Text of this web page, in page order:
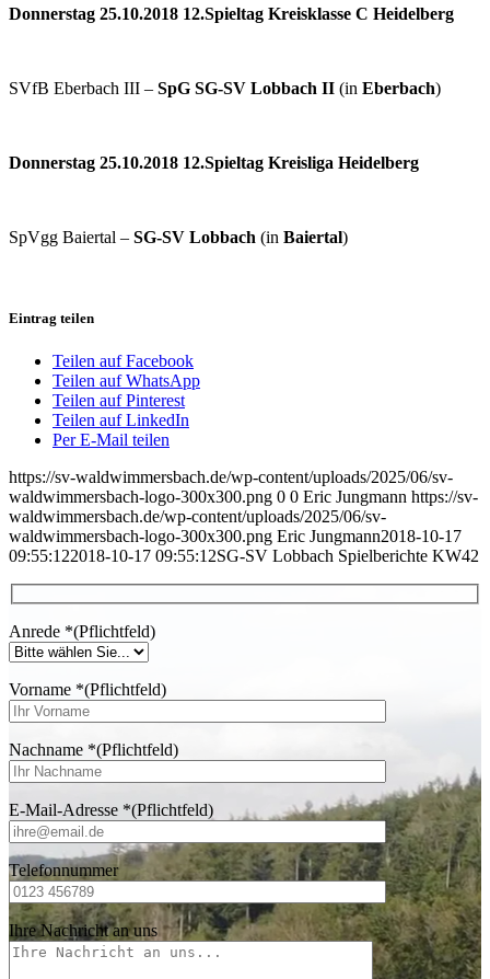
Donnerstag 25.10.2018 12.Spieltag Kreisklasse C Heidelberg
SVfB Eberbach III – SpG SG-SV Lobbach II (in Eberbach)
Donnerstag 25.10.2018 12.Spieltag Kreisliga Heidelberg
SpVgg Baiertal – SG-SV Lobbach (in Baiertal)
Eintrag teilen
Teilen auf Facebook
Teilen auf WhatsApp
Teilen auf Pinterest
Teilen auf LinkedIn
Per E-Mail teilen
https://sv-waldwimmersbach.de/wp-content/uploads/2025/06/sv-
waldwimmersbach-logo-300x300.png 0 0 Eric Jungmann https://sv-
waldwimmersbach.de/wp-content/uploads/2025/06/sv-
waldwimmersbach-logo-300x300.png Eric Jungmann2018-10-17
09:55:122018-10-17 09:55:12SG-SV Lobbach Spielberichte KW42
Anrede *(Pflichtfeld)
Vorname *(Pflichtfeld)
Nachname *(Pflichtfeld)
E-Mail-Adresse *(Pflichtfeld)
Telefonnummer
Ihre Nachricht an uns